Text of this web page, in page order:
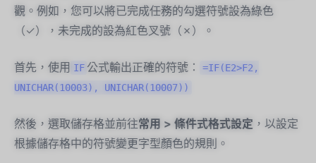
觀。例如，您可以將已完成任務的勾選符號設為綠色
（✓），未完成的設為紅色叉號（✗）。
首先，使用 IF 公式輸出正確的符號：
=IF(E2>F2,
UNICHAR(10003), UNICHAR(10007))
然後，選取儲存格並前往常用 > 條件式格式設定 ，以設定
根據儲存格中的符號變更字型顏色的規則。